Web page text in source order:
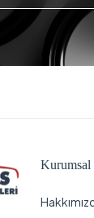
Kurumsal